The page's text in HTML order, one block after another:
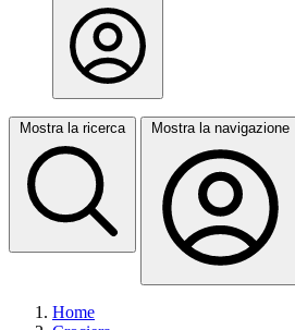
Mostra la ricerca Mostra la navigazione
Home